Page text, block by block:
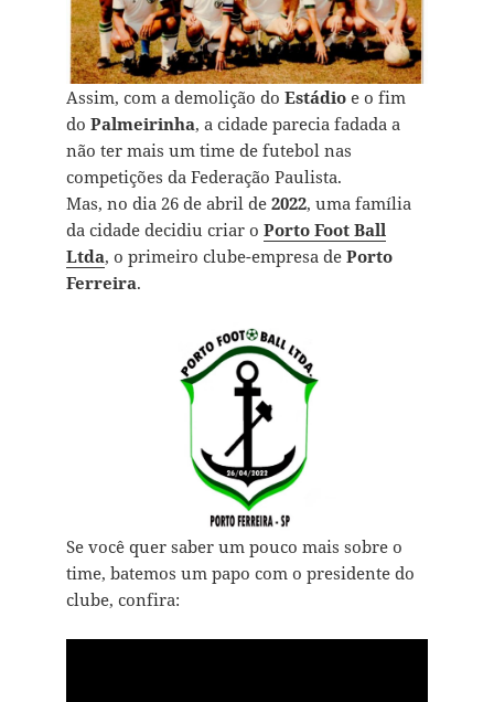
Assim, com a demolição do Estádioe o fim
do Palmeirinha, a cidade parecia fadada a
não ter mais um time de futebol nas
competições da Federação Paulista.
Mas, no dia 26 de abril de 2022, uma família
da cidade decidiu criar o Porto Foot Ball
Ltda, o primeiro clube-empresa de Porto
Ferreira.
Se você quer saber um pouco mais sobre o
time, batemos um papo com o presidente do
clube, confira: